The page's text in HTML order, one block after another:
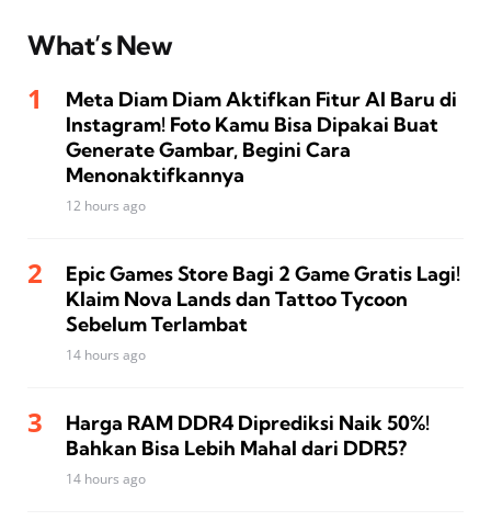
What’s New
Meta Diam Diam Aktifkan Fitur AI Baru di
Instagram! Foto Kamu Bisa Dipakai Buat
Generate Gambar, Begini Cara
Menonaktifkannya
12 hours ago
Epic Games Store Bagi 2 Game Gratis Lagi!
Klaim Nova Lands dan Tattoo Tycoon
Sebelum Terlambat
14 hours ago
Harga RAM DDR4 Diprediksi Naik 50%!
Bahkan Bisa Lebih Mahal dari DDR5?
14 hours ago